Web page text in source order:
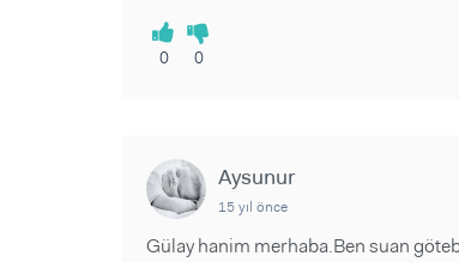
0 0
Aysunur
15 yıl önce
Gülay hanim merhaba.Ben suan